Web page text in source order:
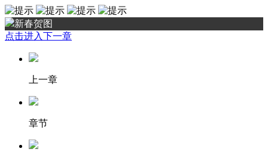
新春贺图
点击进入下一章
上一章
章节